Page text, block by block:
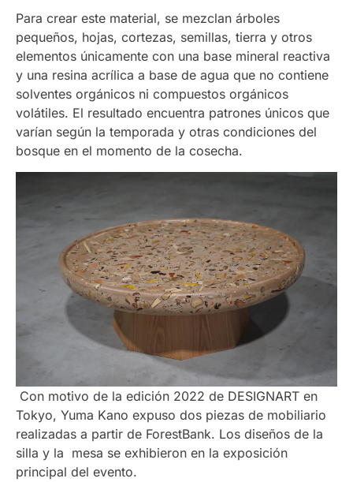
Para crear este material, se mezclan árboles
pequeños, hojas, cortezas, semillas, tierra y otros
elementos únicamente con una base mineral reactiva
y una resina acrílica a base de agua que no contiene
solventes orgánicos ni compuestos orgánicos
volátiles. El resultado encuentra patrones únicos que
varían según la temporada y otras condiciones del
bosque en el momento de la cosecha.
Con motivo de la edición 2022 de DESIGNART en
Tokyo, Yuma Kano expuso dos piezas de mobiliario
realizadas a partir de ForestBank. Los diseños de la
silla y la mesa se exhibieron en la exposición
principal del evento.